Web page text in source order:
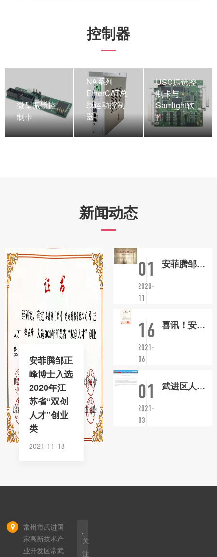
控制器
微型振镜控
制卡
NA系列
EtherCAT总
线运动控制
器
USC振镜控
制卡与
Samlight软
件
新闻动态
安菲腾邹正
峰博士入选
2020年江
苏省“双创
人才”创业
类
2021-11-18
01
2020-
11
安菲腾邹正峰博士荣获江苏“双创人才”计划
16
2021-
06
喜讯！安菲腾半导体水母APP官方版下载驱动源获国家发明
01
2021-
03
武进区人社局走访慰问安菲腾
常州市武进国
家高新技术产
业开发区常武
关
注